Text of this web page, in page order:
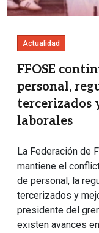
Actualidad
FFOSE
personal,
tercerizados
laborales
La Federación de
mantiene el
de personal, la
tercerizados y
presidente del
existen avances